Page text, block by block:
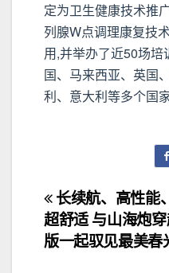
定为卫生健康技术推
列腺W点调理康复技
用,并举办了近50场
国、马来西亚、英国
利、意大利等多个国
文
章
长续航、高性能、
超舒适 与山海炮
版一起驭见最美春